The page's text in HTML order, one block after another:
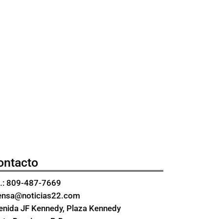
809-487-7669
JF Kennedy, Plaza Kennedy